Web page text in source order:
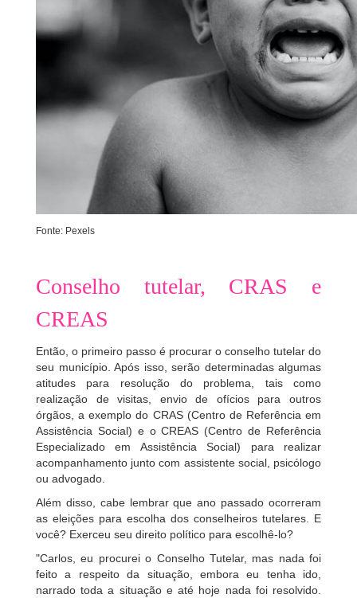
Fonte: Pexels
Conselho tutelar, CRAS e
CREAS
Então, o primeiro passo é procurar o conselho tutelar do
seu município. Após isso, serão determinadas algumas
atitudes para resolução do problema, tais como
realização de visitas, envio de ofícios para outros
órgãos, a exemplo do CRAS (Centro de Referência em
Assistência Social) e o CREAS (Centro de Referência
Especializado em Assistência Social) para realizar
acompanhamento junto com assistente social, psicólogo
ou advogado.
Além disso, cabe lembrar que ano passado ocorreram
as eleições para escolha dos conselheiros tutelares. E
você? Exerceu seu direito político para escolhê-lo?
"Carlos, eu procurei o Conselho Tutelar, mas nada foi
feito a respeito da situação, embora eu tenha ido,
narrado toda a situação e até hoje nada foi resolvido.